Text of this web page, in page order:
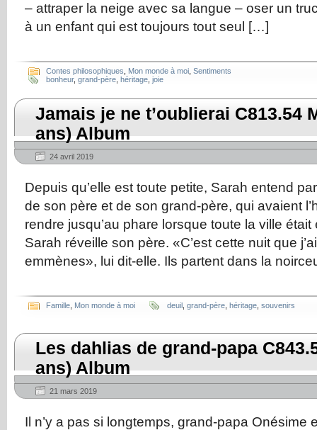
– attraper la neige avec sa langue – oser un
à un enfant qui est toujours tout seul […]
Contes philosophiques Mon monde à moi Sentiments
bonheur, grand-père héritage joie
Jamais je ne t’oublierai C813.54
ans) Album
24 avril 2019
Depuis qu’elle est toute petite, Sarah entend
de son père et de son grand-père, qui avaient
rendre jusqu’au phare lorsque toute la ville
Sarah réveille son père. «C’est cette nuit que
emmènes», lui dit-elle. Ils partent dans la
Famille Mon monde à moi deuil grand-père héritage souvenirs
Les dahlias de grand-papa
ans) Album
21 mars 2019
Il n’y a pas si longtemps, grand-papa Onésime